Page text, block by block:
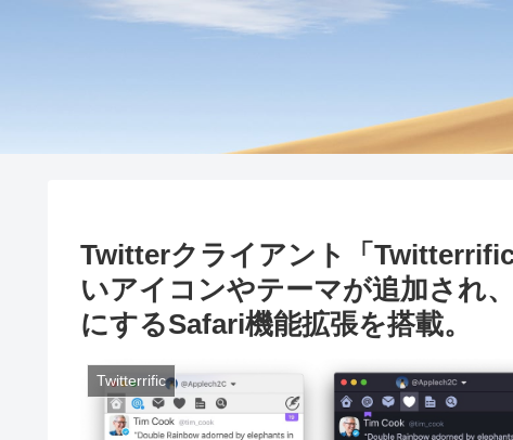
Twitterクライアント「
いアイコンやテーマが追加され
にするSafari機能拡張を搭載。
Twitterrific